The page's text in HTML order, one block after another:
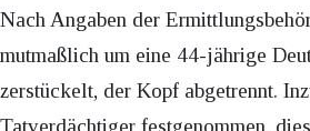
Nach Angaben der
mutmaßlich um eine 44-jährige
zerstückelt, der Kopf abgetrennt.
Tatverdächtiger festgenommen,